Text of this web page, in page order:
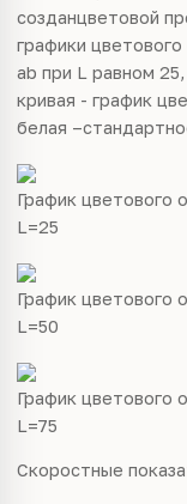
созданцветовой
графики
ab при L равном
кривая - график
белая
График цветового
L=25
График цветового
L=50
График цветового
L=75
Скоростные